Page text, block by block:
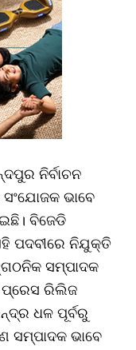
ନିର୍ବାଚନ
ଭାବେ
ବିଜେଡି
ପଦବୀରେ ନିଯୁକ୍ତି
ସମ୍ପାଦକ
ପ୍ରେସ ରିଲିଜ
ଧଳ ପୂର୍ବରୁ
ସମ୍ପାଦକ ଭାବେ